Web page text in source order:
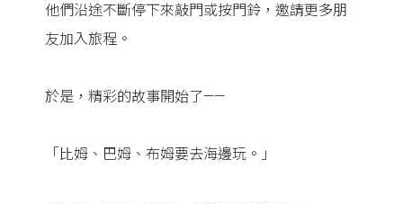
他們沿途不斷停下來敲門或按門鈴，邀請更多朋
友加入旅程。
於是，精彩的故事開始了——
「比姆、巴姆、布姆要去海邊玩。」